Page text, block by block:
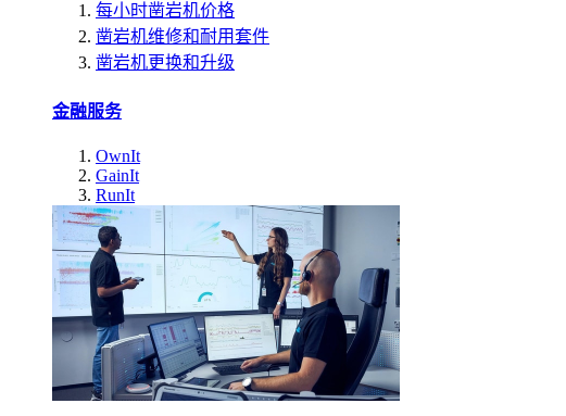
每小时凿岩机价格
凿岩机维修和耐用套件
凿岩机更换和升级
金融服务
OwnIt
GainIt
RunIt